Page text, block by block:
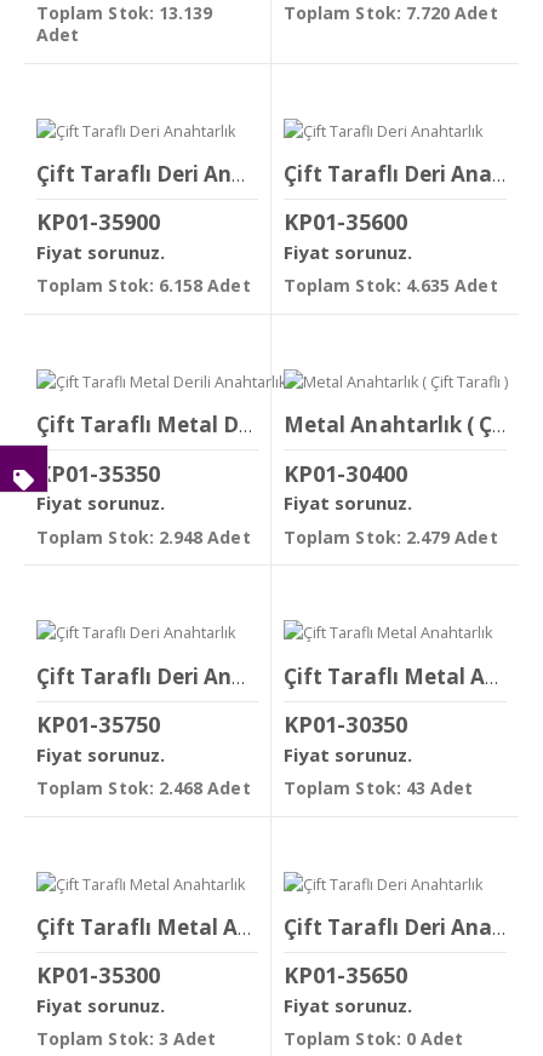
Toplam Stok: 13.139
Adet
Toplam Stok: 7.720 Adet
Çift Taraflı Deri Anahtarlık
KP01-35900
Fiyat sorunuz.
Toplam Stok: 6.158 Adet
Çift Taraflı Deri Anahtarlık
KP01-35600
Fiyat sorunuz.
Toplam Stok: 4.635 Adet
Çift Taraflı Metal Derili Anahtarlık
KP01-35350
Fiyat sorunuz.
Toplam Stok: 2.948 Adet
Metal Anahtarlık ( Çift Taraflı )
KP01-30400
Fiyat sorunuz.
Toplam Stok: 2.479 Adet
Çift Taraflı Deri Anahtarlık
KP01-35750
Fiyat sorunuz.
Toplam Stok: 2.468 Adet
Çift Taraflı Metal Anahtarlık
KP01-30350
Fiyat sorunuz.
Toplam Stok: 43 Adet
Çift Taraflı Metal Anahtarlık
KP01-35300
Fiyat sorunuz.
Toplam Stok: 3 Adet
Çift Taraflı Deri Anahtarlık
KP01-35650
Fiyat sorunuz.
Toplam Stok: 0 Adet